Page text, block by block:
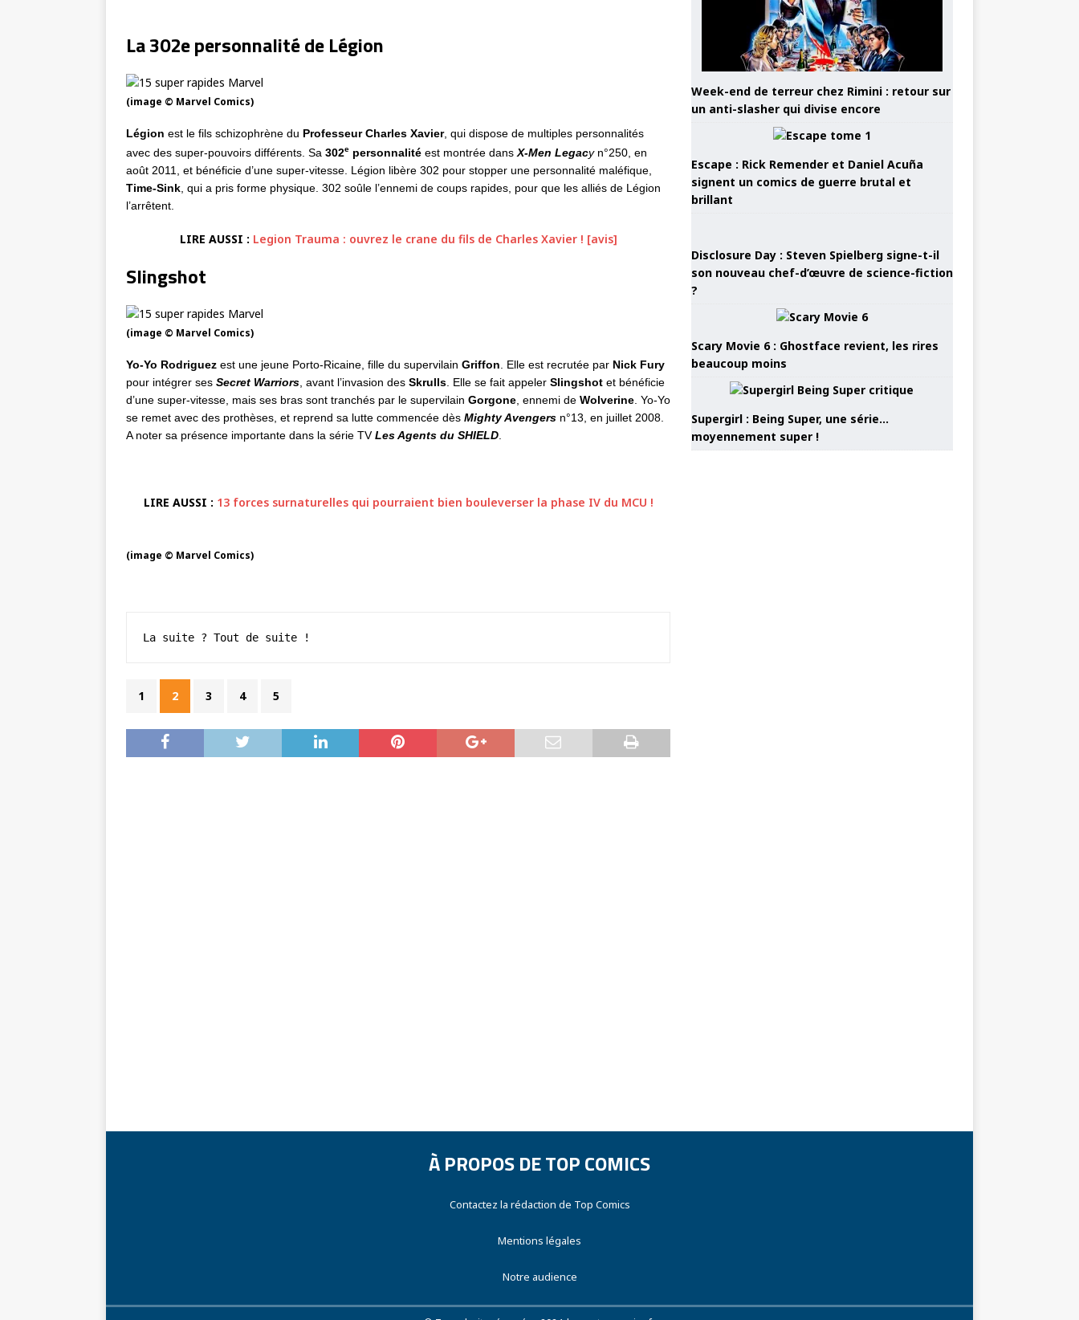
La 302e personnalité de Légion
(image © Marvel Comics)
Légion est le fils schizophrène du Professeur Charles Xavier, qui dispose de multiples personnalités
avec des super-pouvoirs différents. Sa 302e personnalité est montrée dans X-Men Legacyn°250, en
août 2011, et bénéficie d’une super-vitesse. Légion libère 302 pour stopper une personnalité maléfique,
Time-Sink , qui a pris forme physique. 302 soûle l’ennemi de coups rapides, pour que les alliés de Légion
l’arrêtent.
LIRE AUSSI : Legion Trauma : ouvrez le crane du fils de Charles Xavier ! [avis]
Slingshot
(image © Marvel Comics)
Yo-Yo Rodriguez est une jeune Porto-Ricaine, fille du supervilain Griffon . Elle est recrutée par Nick Fury
pour intégrer ses Secret Warriors , avant l’invasion des Skrulls . Elle se fait appeler Slingshot et bénéficie
d’une super-vitesse, mais ses bras sont tranchés par le supervilain Gorgone , ennemi de Wolverine . Yo-Yo
se remet avec des prothèses, et reprend sa lutte commencée dès Mighty Avengers n°13, en juillet 2008.
A noter sa présence importante dans la série TVLes Agents du SHIELD
LIRE AUSSI : 13 forces surnaturelles qui pourraient bien bouleverser la phase IV du MCU !
(image © Marvel Comics)
La suite ? Tout de suite !
1 2 3 4 5
Week-end de terreur chez Rimini : retour sur
un anti-slasher qui divise encore
Escape : Rick Remender et Daniel Acuña
signent un comics de guerre brutal et
brillant
Disclosure Day : Steven Spielberg signe-t-il
son nouveau chef-d’œuvre de science-fiction
?
Scary Movie 6 : Ghostface revient, les rires
beaucoup moins
Supergirl : Being Super, une série…
moyennement super !
À PROPOS DE TOP COMICS
Contactez la rédaction de Top Comics
Mentions légales
Notre audience